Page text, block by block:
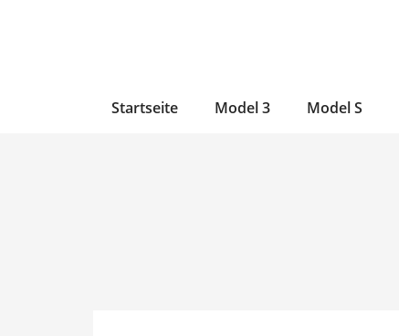
Startseite Model 3 Model S